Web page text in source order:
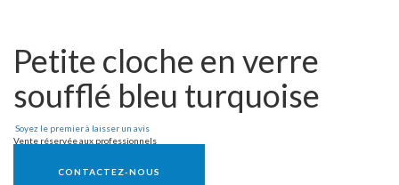
Petite cloche en verre
soufflé bleu turquoise
Soyez le premier à laisser un avis
Vente réservée aux professionnels
CONTACTEZ-NOUS